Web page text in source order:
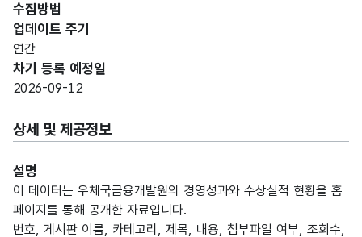
수집방법
업데이트 주기
연간
차기 등록 예정일
2026-09-12
상세 및 제공정보
설명
이 데이터는 우체국금융개발원의 경영성과와 수상실적 현황을 홈
페이지를 통해 공개한 자료입니다.
번호, 게시판 이름, 카테고리, 제목, 내용, 첨부파일 여부, 조회수,